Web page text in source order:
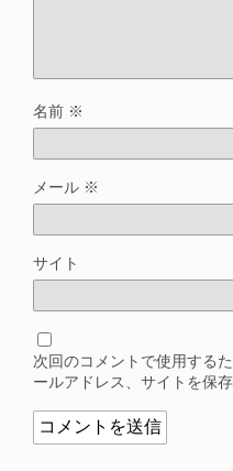
名前 ※
メール ※
サイト
次回のコメントで使用する
ールアドレス、サイトを保存